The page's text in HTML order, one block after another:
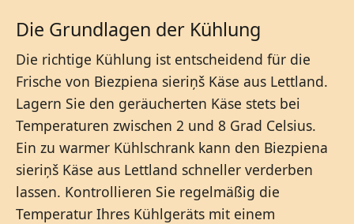
Die Grundlagen der Kühlung
Die richtige Kühlung ist entscheidend für die
Frische von Biezpiena sieriņš Käse aus Lettland.
Lagern Sie den geräucherten Käse stets bei
Temperaturen zwischen 2 und 8 Grad Celsius.
Ein zu warmer Kühlschrank kann den Biezpiena
sieriņš Käse aus Lettland schneller verderben
lassen. Kontrollieren Sie regelmäßig die
Temperatur Ihres Kühlgeräts mit einem